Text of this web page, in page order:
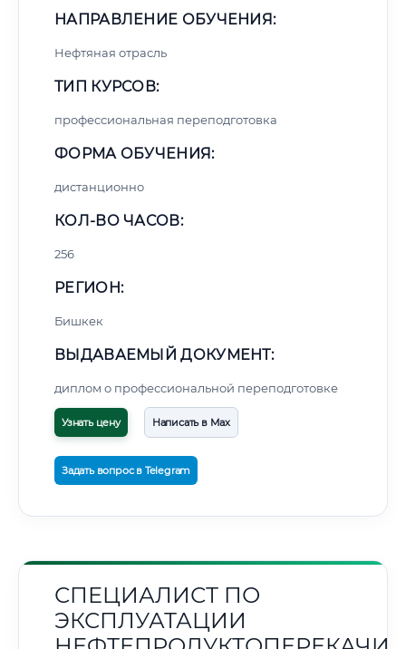
НАПРАВЛЕНИЕ ОБУЧЕНИЯ:
Нефтяная отрасль
ТИП КУРСОВ:
профессиональная переподготовка
ФОРМА ОБУЧЕНИЯ:
дистанционно
КОЛ-ВО ЧАСОВ:
256
РЕГИОН:
Бишкек
ВЫДАВАЕМЫЙ ДОКУМЕНТ:
диплом о профессиональной переподготовке
Узнать цену Написать в Max
Задать вопрос в Telegram
СПЕЦИАЛИСТ ПО
ЭКСПЛУАТАЦИИ